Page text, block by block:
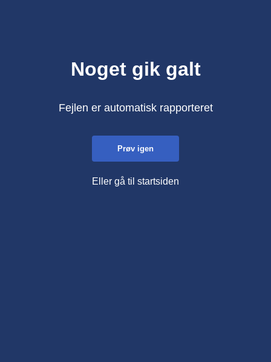
Noget gik galt
Fejlen er automatisk rapporteret
Prøv igen
Eller gå til startsiden